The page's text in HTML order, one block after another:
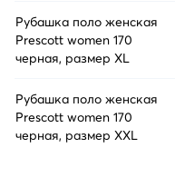
Рубашка поло женская
Prescott women 170
черная, размер XL
Рубашка поло женская
Prescott women 170
черная, размер XXL